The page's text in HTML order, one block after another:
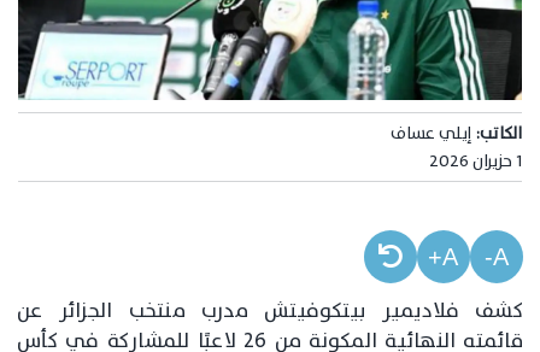
Podcast
من نحن
البحث
عن:
الكاتب:إيلي عساف
1 حزيران 2026
A-
A+
كشف فلاديمير بيتكوفيتش مدرب منتخب الجزائر عن
قائمته النهائية المكونة من 26 لاعبًا للمشاركة في كأس